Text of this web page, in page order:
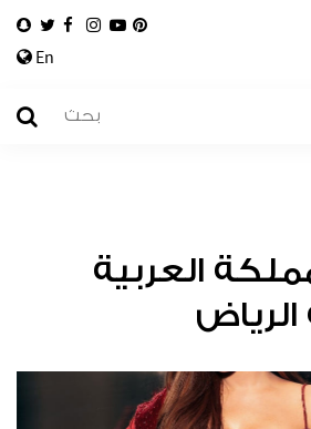
En
العربية